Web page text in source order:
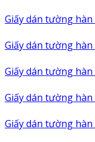
Giấy dán tường hàn
Giấy dán tường hàn
Giấy dán tường hàn
Giấy dán tường hàn
Giấy dán tường hàn